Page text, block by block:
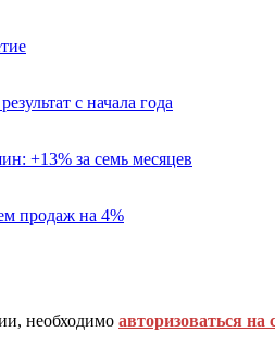
с начала года
+13% за семь месяцев
продаж на 4%
необходимо авторизоваться на